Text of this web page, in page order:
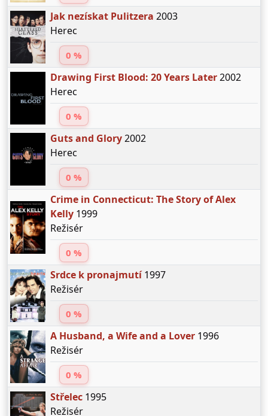
Jak nezískat Pulitzera 2003
Herec
0 %
Drawing First Blood: 20 Years Later2002
Herec
0 %
Guts and Glory2002
Herec
0 %
Crime in Connecticut: The Story of Alex
Kelly1999
Režisér
0 %
Srdce k pronajmutí1997
Režisér
0 %
A Husband, a Wife and a Lover1996
Režisér
0 %
Střelec1995
Režisér